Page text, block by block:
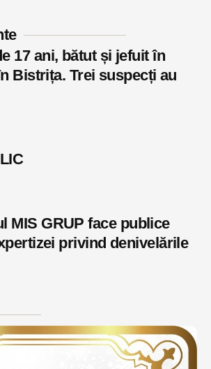
17 ani, bătut și jefuit în
Bistrița. Trei suspecți au
MIS GRUP face publice
privind denivelările